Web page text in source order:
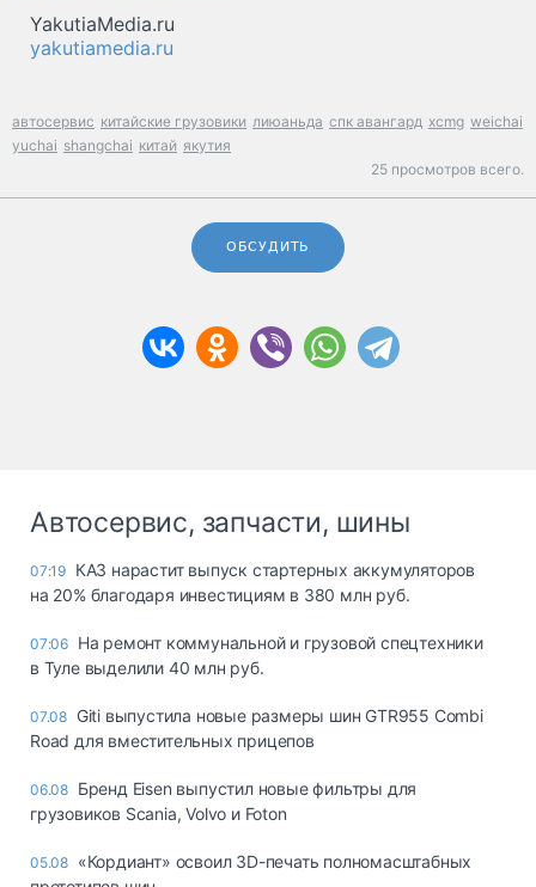
YakutiaMedia.ru
yakutiamedia.ru
автосервис китайские грузовики лиюаньда спк авангард xcmg weichai
yuchai shangchai китай якутия
25 просмотров всего.
ОБСУДИТЬ
Автосервис, запчасти, шины
07:19 КАЗ нарастит выпуск стартерных аккумуляторов
на 20% благодаря инвестициям в 380 млн руб.
07:06 На ремонт коммунальной и грузовой спецтехники
в Туле выделили 40 млн руб.
07.08 Giti выпустила новые размеры шин GTR955 Combi
Road для вместительных прицепов
06.08 Бренд Eisen выпустил новые фильтры для
грузовиков Scania, Volvo и Foton
05.08 «Кордиант» освоил 3D-печать полномасштабных